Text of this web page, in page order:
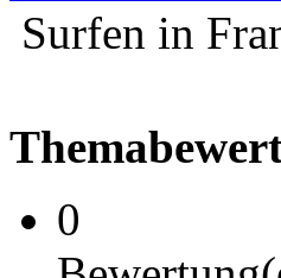
Surfen in
0